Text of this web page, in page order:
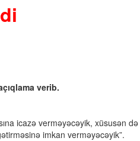
verib.
icazə verməyəcəyik, xüsusən
imkan verməyəcəyik”.